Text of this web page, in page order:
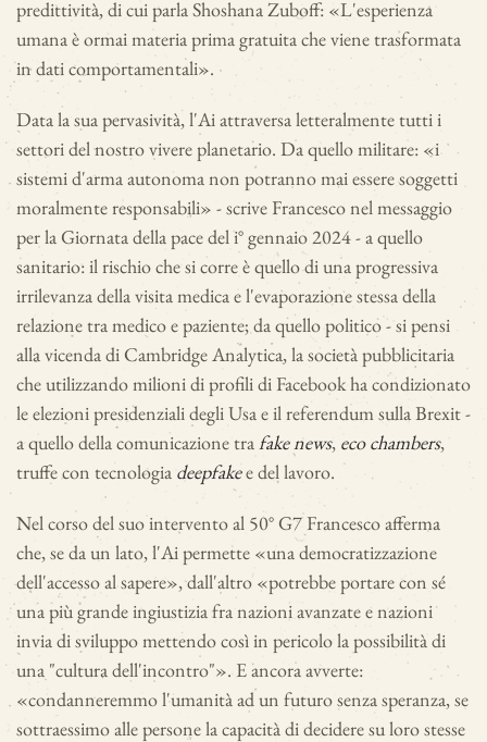
predittività, di cui parla Shoshana Zuboff: «L'esperienza
umana è ormai materia prima gratuita che viene trasformata
in dati comportamentali».
Data la sua pervasività, l'Ai attraversa letteralmente tutti i
settori del nostro vivere planetario. Da quello militare: «i
sistemi d'arma autonoma non potranno mai essere soggetti
moralmente responsabili» - scrive Francesco nel messaggio
per la Giornata della pace del i° gennaio 2024 - a quello
sanitario: il rischio che si corre è quello di una progressiva
irrilevanza della visita medica e l'evaporazione stessa della
relazione tra medico e paziente; da quello politico - si pensi
alla vicenda di Cambridge Analytica, la società pubblicitaria
che utilizzando milioni di profili di Facebook ha condizionato
le elezioni presidenziali degli Usa e il referendum sulla Brexit -
a quello della comunicazione trafake news, eco chambers,
truffe con tecnologia deepfakee del lavoro.
Nel corso del suo intervento al 50° G7 Francesco afferma
che, se da un lato, l'Ai permette «una democratizzazione
dell'accesso al sapere», dall'altro «potrebbe portare con sé
una più grande ingiustizia fra nazioni avanzate e nazioni
invia di sviluppo mettendo così in pericolo la possibilità di
una "cultura dell'incontro"». E ancora avverte:
«condanneremmo l'umanità ad un futuro senza speranza, se
sottraessimo alle persone la capacità di decidere su loro stesse